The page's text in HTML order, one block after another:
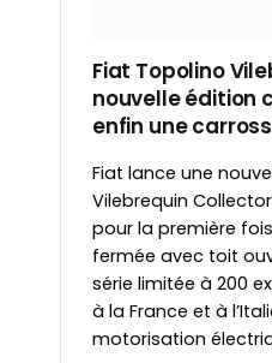
Fiat Topolino
nouvelle édition
enfin une
Fiat lance une
Vilebrequin
pour la première
fermée avec toit
série limitée à 200
à la France et à
motorisation